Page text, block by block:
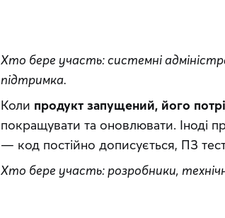
Хто бере участь: системні
підтримка.
Коли продукт запущений, його
покращувати та оновлювати. Іноді
— код постійно дописується, ПЗ
Хто бере участь: розробники,